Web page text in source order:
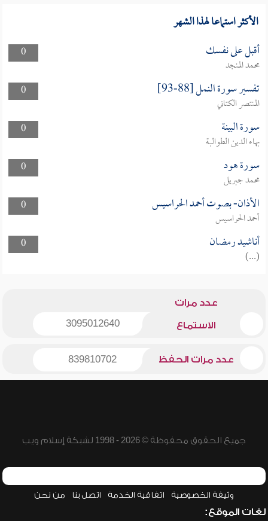
الأكثر استماعا لهذا الشهر
0 أقبل على نفسك
محمد المنجد
0
تفسير سورة النمل [88-93]
المنتصر الكتاني
0
سورة البينة
بهاء الدين الطوالبة
0
سورة هود
محمد جبريل
0
الأذان- بصوت أحمد الحراسيس
أحمد الحراسيس
0
أناشيد رمضان
(...)
عدد مرات
الاستماع 3095012640
عدد مرات الحفظ 839810702
جميع الحقوق محفوظة © 2026 - 1998 لشبكة إسلام ويب
وثيقة الخصوصية اتفاقية الخدمة اتصل بنا من نحن
لغات الموقع: